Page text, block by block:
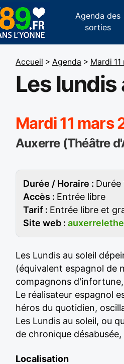
Agenda des
sorties
Accueil > Agenda > Mardi
Les lundis
Mardi 11 mars
Auxerre (Théâtre
Durée / Horaire : Durée
Accès : Entrée libre
Tarif : Entrée libre et
Site web :
Les Lundis au soleil
(équivalent espagnol de
compagnons
Le réalisateur espagnol
héros du quotidien,
Les Lundis au soleil, ou
de chronique
Localisation